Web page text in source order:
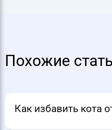
Похожие
Как избавить кота